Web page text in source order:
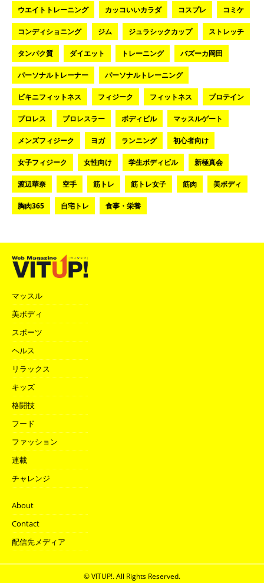
ウエイトトレーニング カッコいいカラダ コスプレ コミケ
コンディショニング ジム ジュラシックカップ ストレッチ
タンパク質 ダイエット トレーニング バズーカ岡田
パーソナルトレーナー パーソナルトレーニング
ビキニフィットネス フィジーク フィットネス プロテイン
プロレス プロレスラー ボディビル マッスルゲート
メンズフィジーク ヨガ ランニング 初心者向け
女子フィジーク 女性向け 学生ボディビル 新極真会
渡辺華奈 空手 筋トレ 筋トレ女子 筋肉 美ボディ
胸肉365 自宅トレ 食事・栄養
マッスル
美ボディ
スポーツ
ヘルス
リラックス
キッズ
格闘技
フード
ファッション
連載
チャレンジ
About
Contact
配信先メディア
© VITUP!. All Rights Reserved.